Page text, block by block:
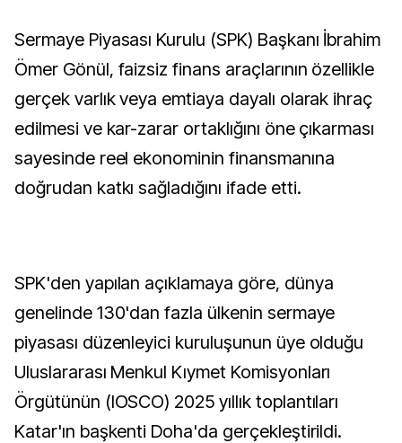
Sermaye Piyasası Kurulu (SPK) Başkanı İbrahim
Ömer Gönül, faizsiz finans araçlarının özellikle
gerçek varlık veya emtiaya dayalı olarak ihraç
edilmesi ve kar-zarar ortaklığını öne çıkarması
sayesinde reel ekonominin finansmanına
doğrudan katkı sağladığını ifade etti.
SPK'den yapılan açıklamaya göre, dünya
genelinde 130'dan fazla ülkenin sermaye
piyasası düzenleyici kuruluşunun üye olduğu
Uluslararası Menkul Kıymet Komisyonları
Örgütünün (IOSCO) 2025 yıllık toplantıları
Katar'ın başkenti Doha'da gerçekleştirildi.